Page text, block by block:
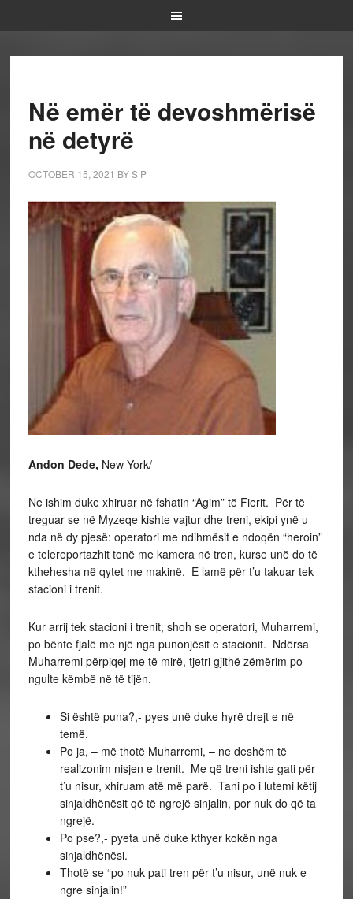
Në emër të devoshmërisë
në detyrë
OCTOBER 15, 2021 BYS P
Andon Dede, New York/
Ne ishim duke xhiruar në fshatin “Agim” të Fierit. Për të
treguar se në Myzeqe kishte vajtur dhe treni, ekipi ynë u
nda në dy pjesë: operatori me ndihmësit e ndoqën “heroin”
e telereportazhit tonë me kamera në tren, kurse unë do të
kthehesha në qytet me makinë. E lamë për t’u takuar tek
stacioni i trenit.
Kur arrij tek stacioni i trenit, shoh se operatori, Muharremi,
po bënte fjalë me një nga punonjësit e stacionit. Ndërsa
Muharremi përpiqej me të mirë, tjetri gjithë zëmërim po
ngulte këmbë në të tijën.
Si është puna?,- pyes unë duke hyrë drejt e në
temë.
Po ja, – më thotë Muharremi, – ne deshëm të
realizonim nisjen e trenit. Me që treni ishte gati për
t’u nisur, xhiruam atë më parë. Tani po i lutemi këtij
sinjaldhënësit që të ngrejë sinjalin, por nuk do që ta
ngrejë.
Po pse?,- pyeta unë duke kthyer kokën nga
sinjaldhënësi.
Thotë se “po nuk pati tren për t’u nisur, unë nuk e
ngre sinjalin!”